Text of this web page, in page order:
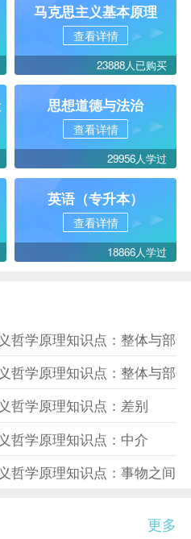
马克思主义基本原理
查看详情
23888人已购买
思想道德与法治
查看详情
29956人学过
英语（专升本）
查看详情
18866人学过
哲学原理知识点：整体与部
哲学原理知识点：整体与部
哲学原理知识点：差别
哲学原理知识点：中介
哲学原理知识点：事物之间
更多